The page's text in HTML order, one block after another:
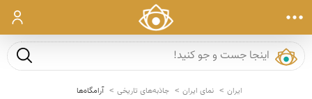
ورود
جست و
ایران نمای ایران جاذبه‌های تاریخی آرامگاه‌ها